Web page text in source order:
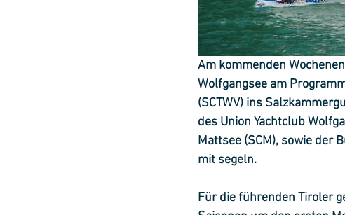
Am kommenden
Wolfgangsee am
(SCTWV) ins
des Union Yachtclub
Mattsee (SCM), sowie der
mit segeln.
Für die führenden Tiroler